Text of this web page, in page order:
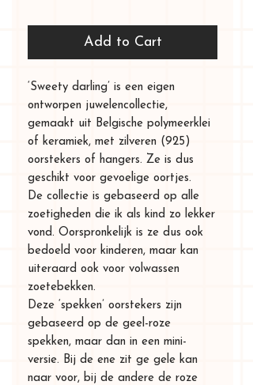
Add to Cart
‘Sweety darling’ is een eigen
ontworpen juwelencollectie,
gemaakt uit Belgische polymeerklei
of keramiek, met zilveren (925)
oorstekers of hangers. Ze is dus
geschikt voor gevoelige oortjes.
De collectie is gebaseerd op alle
zoetigheden die ik als kind zo lekker
vond. Oorspronkelijk is ze dus ook
bedoeld voor kinderen, maar kan
uiteraard ook voor volwassen
zoetebekken.
Deze ‘spekken’ oorstekers zijn
gebaseerd op de geel-roze
spekken, maar dan in een mini-
versie. Bij de ene zit ge gele kan
naar voor, bij de andere de roze